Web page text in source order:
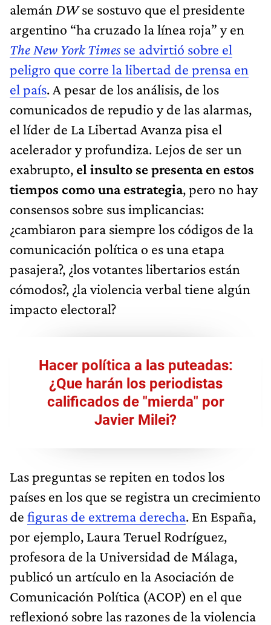
alemán DWse sostuvo que el presidente
argentino “ha cruzado la línea roja” y en
The New York Timesse advirtió sobre el
peligro que corre la libertad de prensa en
el país. A pesar de los análisis, de los
comunicados de repudio y de las alarmas,
el líder de La Libertad Avanza pisa el
acelerador y profundiza. Lejos de ser un
exabrupto, el insulto se presenta en estos
tiempos como una estrategia, pero no hay
consensos sobre sus implicancias:
¿cambiaron para siempre los códigos de la
comunicación política o es una etapa
pasajera?, ¿los votantes libertarios están
cómodos?, ¿la violencia verbal tiene algún
impacto electoral?
Hacer política a las puteadas:
¿Que harán los periodistas
calificados de "mierda" por
Javier Milei?
Las preguntas se repiten en todos los
países en los que se registra un crecimiento
de figuras de extrema derecha. En España,
por ejemplo, Laura Teruel Rodríguez,
profesora de la Universidad de Málaga,
publicó un artículo en la Asociación de
Comunicación Política (ACOP) en el que
reflexionó sobre las razones de la violencia